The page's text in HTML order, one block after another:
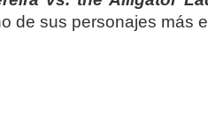
de sus personajes más